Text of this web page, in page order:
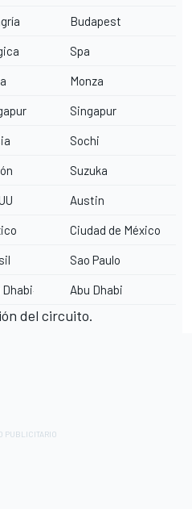
Budapest
Spa
Monza
Singapur
Sochi
Suzuka
Austin
Ciudad de México
Sao Paulo
Dhabi Abu Dhabi
del circuito.